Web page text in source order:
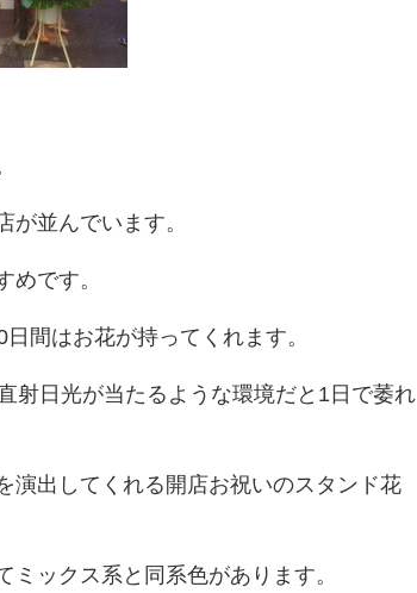
並んでいます。
です。
間はお花が持ってくれます。
射日光が当たるような環境だと1日で萎れ
演出してくれる開店お祝いのスタンド花
ックス系と同系色があります。